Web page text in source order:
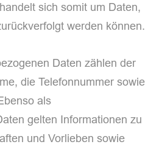
sich somit um Daten,
werden können.
Daten zählen der
die Telefonnummer sowie
als
gelten Informationen zu
und Vorlieben sowie